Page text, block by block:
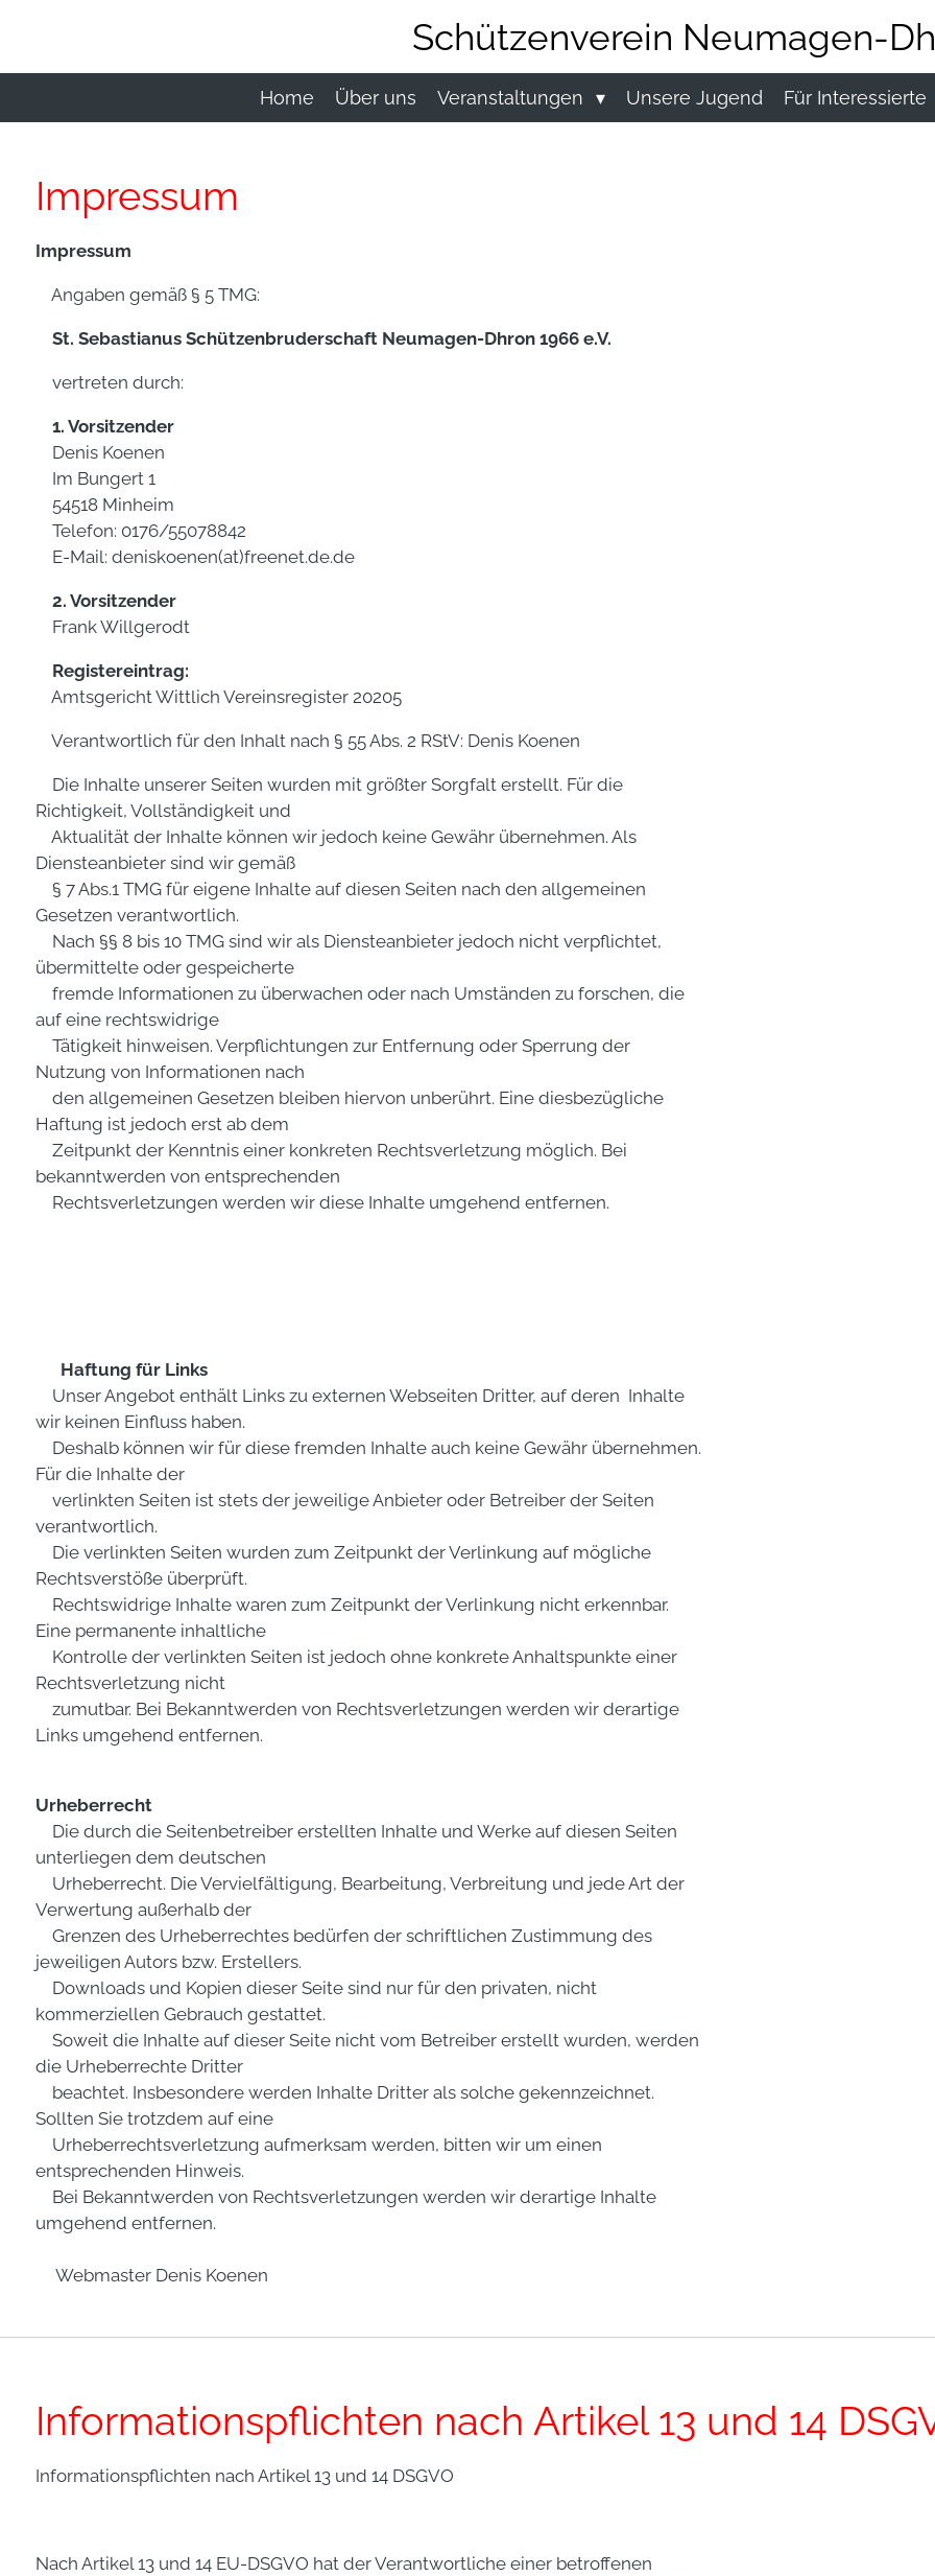
springen
Schützenverein Neumagen-
Home Über uns Veranstaltungen Unsere Jugend Für Interessierte
Impressum
Impressum
Angaben gemäß § 5 TMG:
St. Sebastianus Schützenbruderschaft Neumagen-Dhron 1966 e.V.
vertreten durch:
1. Vorsitzender
Denis Koenen
Im Bungert 1
54518 Minheim
Telefon: 0176/55078842
E-Mail: deniskoenen(at)freenet.de.de
2. Vorsitzender
Frank Willgerodt
Registereintrag:
Amtsgericht Wittlich Vereinsregister 20205
Verantwortlich für den Inhalt nach § 55 Abs. 2 RStV: Denis Koenen
Die Inhalte unserer Seiten wurden mit größter Sorgfalt erstellt. Für die
Richtigkeit, Vollständigkeit und
Aktualität der Inhalte können wir jedoch keine Gewähr übernehmen. Als
Diensteanbieter sind wir gemäß
§ 7 Abs.1 TMG für eigene Inhalte auf diesen Seiten nach den allgemeinen
Gesetzen verantwortlich.
Nach §§ 8 bis 10 TMG sind wir als Diensteanbieter jedoch nicht verpflichtet,
übermittelte oder gespeicherte
fremde Informationen zu überwachen oder nach Umständen zu forschen, die
auf eine rechtswidrige
Tätigkeit hinweisen. Verpflichtungen zur Entfernung oder Sperrung der
Nutzung von Informationen nach
den allgemeinen Gesetzen bleiben hiervon unberührt. Eine diesbezügliche
Haftung ist jedoch erst ab dem
Zeitpunkt der Kenntnis einer konkreten Rechtsverletzung möglich. Bei
bekanntwerden von entsprechenden
Rechtsverletzungen werden wir diese Inhalte umgehend entfernen.
Haftung für Links
Unser Angebot enthält Links zu externen Webseiten Dritter, auf deren Inhalte
wir keinen Einfluss haben.
Deshalb können wir für diese fremden Inhalte auch keine Gewähr übernehmen.
Für die Inhalte der
verlinkten Seiten ist stets der jeweilige Anbieter oder Betreiber der Seiten
verantwortlich.
Die verlinkten Seiten wurden zum Zeitpunkt der Verlinkung auf mögliche
Rechtsverstöße überprüft.
Rechtswidrige Inhalte waren zum Zeitpunkt der Verlinkung nicht erkennbar.
Eine permanente inhaltliche
Kontrolle der verlinkten Seiten ist jedoch ohne konkrete Anhaltspunkte einer
Rechtsverletzung nicht
zumutbar. Bei Bekanntwerden von Rechtsverletzungen werden wir derartige
Links umgehend entfernen.
Urheberrecht
Die durch die Seitenbetreiber erstellten Inhalte und Werke auf diesen Seiten
unterliegen dem deutschen
Urheberrecht. Die Vervielfältigung, Bearbeitung, Verbreitung und jede Art der
Verwertung außerhalb der
Grenzen des Urheberrechtes bedürfen der schriftlichen Zustimmung des
jeweiligen Autors bzw. Erstellers.
Downloads und Kopien dieser Seite sind nur für den privaten, nicht
kommerziellen Gebrauch gestattet.
Soweit die Inhalte auf dieser Seite nicht vom Betreiber erstellt wurden, werden
die Urheberrechte Dritter
beachtet. Insbesondere werden Inhalte Dritter als solche gekennzeichnet.
Sollten Sie trotzdem auf eine
Urheberrechtsverletzung aufmerksam werden, bitten wir um einen
entsprechenden Hinweis.
Bei Bekanntwerden von Rechtsverletzungen werden wir derartige Inhalte
umgehend entfernen.
Webmaster Denis Koenen
Informationspflichten nach Artikel 13 und 14
Informationspflichten nach Artikel 13 und 14 DSGVO
Nach Artikel 13 und 14 EU-DSGVO hat der Verantwortliche einer betroffenen